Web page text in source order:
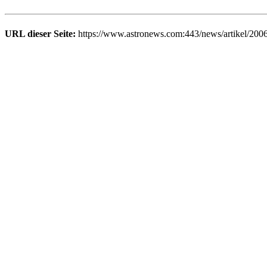
URL dieser Seite: https://www.astronews.com:443/news/artikel/